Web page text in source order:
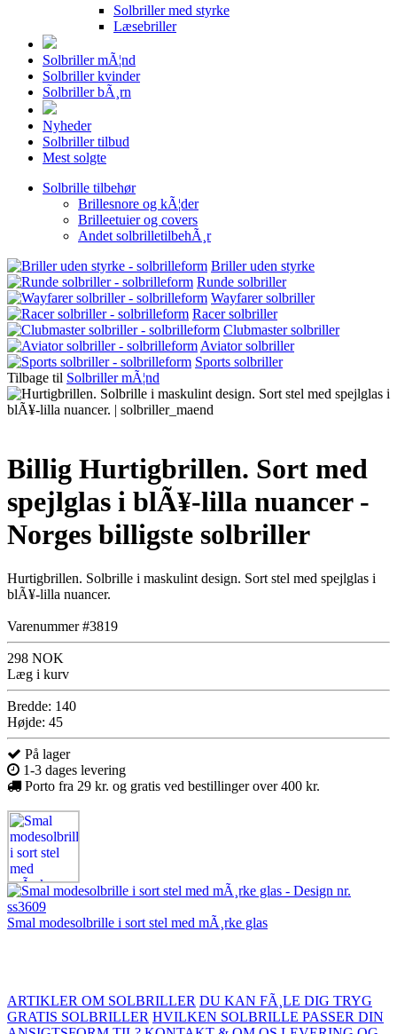
Solbriller med styrke
Læsebriller
Solbriller mÃ¦nd
Solbriller kvinder
Solbriller bÃ¸rn
Nyheder
Solbriller tilbud
Mest solgte
Solbrille tilbehør
Brillesnore og kÃ¦der
Brilleetuier og covers
Andet solbrilletilbehÃ¸r
Briller uden styrke
Runde solbriller
Wayfarer solbriller
Racer solbriller
Clubmaster solbriller
Aviator solbriller
Sports solbriller
Tilbage til Solbriller mÃ¦nd
Billig Hurtigbrillen. Sort med
spejlglas i blÃ¥-lilla nuancer -
Norges billigste solbriller
Hurtigbrillen. Solbrille i maskulint design. Sort stel med spejlglas i
blÃ¥-lilla nuancer.
Varenummer #3819
298 NOK
Læg i kurv
Bredde: 140
Højde: 45
På lager
1-3 dages levering
Porto fra 29 kr. og gratis ved bestillinger over 400 kr.
Smal modesolbrille i sort stel med mÃ¸rke glas
ARTIKLER OM SOLBRILLER DU KAN FÃ¸LE DIG TRYG
GRATIS SOLBRILLER HVILKEN SOLBRILLE PASSER DIN